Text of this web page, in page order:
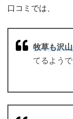
口コミでは、
牧草も沢
てるよう